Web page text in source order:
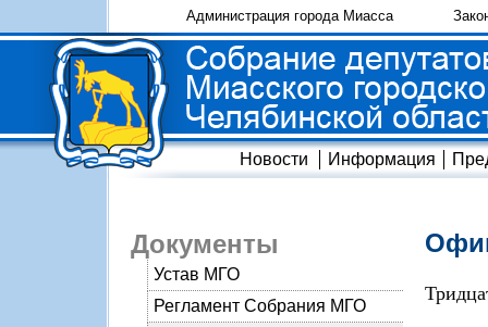
Администрация города Миасса
Новости Информация
Документы
Устав МГО
Регламент Собрания МГО